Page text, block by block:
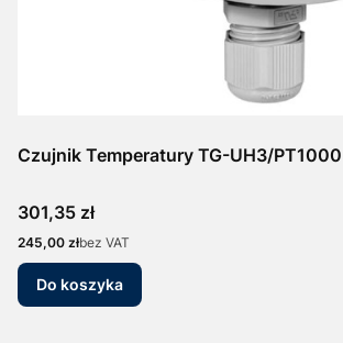
Czujnik Temperatury TG-UH3/PT1000
Cena
301,35 zł
Cena
245,00 złbez VAT
Do koszyka